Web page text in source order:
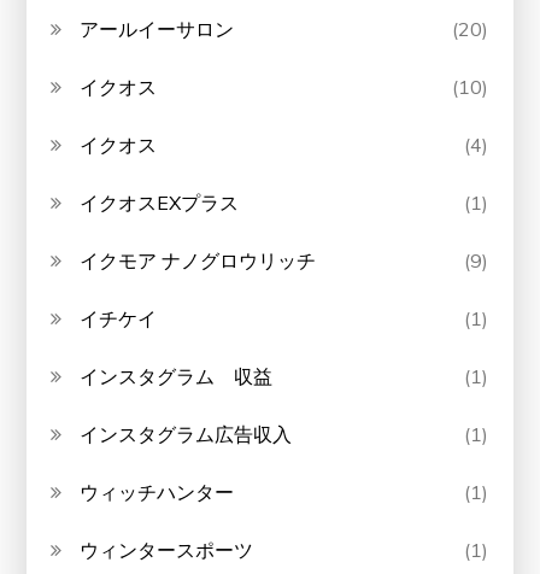
アールイーサロン (20)
イクオス (10)
イクオス (4)
イクオスEXプラス (1)
イクモア ナノグロウリッチ (9)
イチケイ (1)
インスタグラム 収益 (1)
インスタグラム広告収入 (1)
ウィッチハンター (1)
ウィンタースポーツ (1)